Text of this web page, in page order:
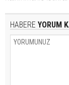
HABERE YORUM